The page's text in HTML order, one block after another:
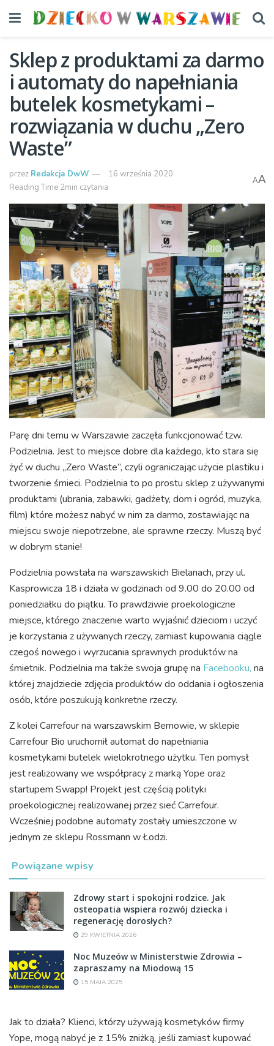
Sklep z produktami za darmo
i automaty do napełniania
butelek kosmetykami –
rozwiązania w duchu „Zero
Waste”
przez Redakcja DwW
16 września 2020
Reading Time:2min czytania
AA
Parę dni temu w Warszawie zaczęła funkcjonować tzw.
Podzielnia. Jest to miejsce dobre dla każdego, kto stara się
żyć w duchu „Zero Waste”, czyli ograniczając użycie plastiku i
tworzenie śmieci. Podzielnia to po prostu sklep z używanymi
produktami (ubrania, zabawki, gadżety, dom i ogród, muzyka,
film) które możesz nabyć w nim za darmo, zostawiając na
miejscu swoje niepotrzebne, ale sprawne rzeczy. Muszą być
w dobrym stanie!
Podzielnia powstała na warszawskich Bielanach, przy ul.
Kasprowicza 18 i działa w godzinach od 9.00 do 20.00 od
poniedziałku do piątku. To prawdziwie proekologiczne
miejsce, którego znaczenie warto wyjaśnić dzieciom i uczyć
je korzystania z używanych rzeczy, zamiast kupowania ciągle
czegoś nowego i wyrzucania sprawnych produktów na
śmietnik. Podzielnia ma także swoja grupę na Facebooku, na
której znajdziecie zdjęcia produktów do oddania i ogłoszenia
osób, które poszukują konkretne rzeczy.
Z kolei Carrefour na warszawskim Bemowie, w sklepie
Carrefour Bio uruchomił automat do napełniania
kosmetykami butelek wielokrotnego użytku. Ten pomysł
jest realizowany we współpracy z marką Yope oraz
startupem Swapp! Projekt jest częścią polityki
proekologicznej realizowanej przez sieć Carrefour.
Wcześniej podobne automaty zostały umieszczone w
jednym ze sklepu Rossmann w Łodzi.
Powiązane wpisy
Zdrowy start i spokojni rodzice. Jak
osteopatia wspiera rozwój dziecka i
regenerację dorosłych?
29 KWIETNIA 2026
Noc Muzeów w Ministerstwie Zdrowia –
zapraszamy na Miodową 15
15 MAJA 2025
Jak to działa? Klienci, którzy używają kosmetyków firmy
Yope, mogą nabyć je z 15% zniżką, jeśli zamiast kupować